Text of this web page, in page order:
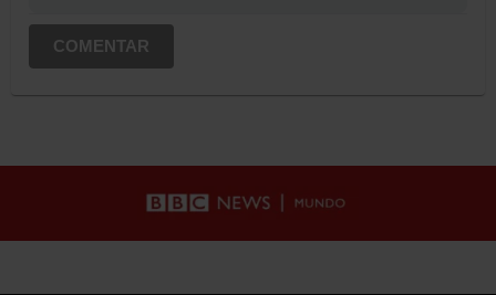
COMENTAR